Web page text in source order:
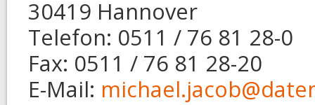
30419 Hannover
Telefon: 0511 / 76 81 28-0
Fax: 0511 / 76 81 28-20
E-Mail: